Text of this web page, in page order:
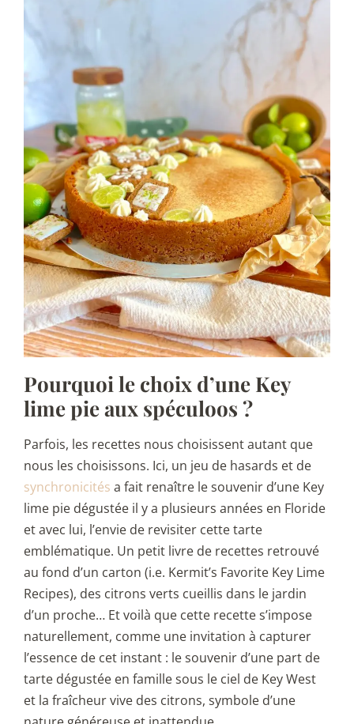
Pourquoi le choix d’une Key
lime pie aux spéculoos ?
Parfois, les recettes nous choisissent autant que
nous les choisissons. Ici, un jeu de hasards et de
synchronicités a fait renaître le souvenir d’une Key
lime pie dégustée il y a plusieurs années en Floride
et avec lui, l’envie de revisiter cette tarte
emblématique. Un petit livre de recettes retrouvé
au fond d’un carton (i.e. Kermit’s Favorite Key Lime
Recipes), des citrons verts cueillis dans le jardin
d’un proche… Et voilà que cette recette s’impose
naturellement, comme une invitation à capturer
l’essence de cet instant : le souvenir d’une part de
tarte dégustée en famille sous le ciel de Key West
et la fraîcheur vive des citrons, symbole d’une